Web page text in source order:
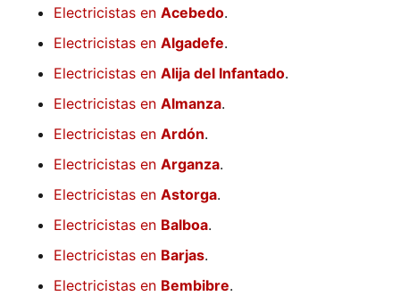
Electricistas en Acebedo.
Electricistas en Algadefe.
Electricistas en Alija del Infantado.
Electricistas en Almanza.
Electricistas en Ardón.
Electricistas en Arganza.
Electricistas en Astorga.
Electricistas en Balboa.
Electricistas en Barjas.
Electricistas en Bembibre.